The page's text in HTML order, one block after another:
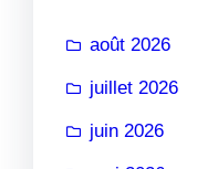
août 2026
juillet 2026
juin 2026